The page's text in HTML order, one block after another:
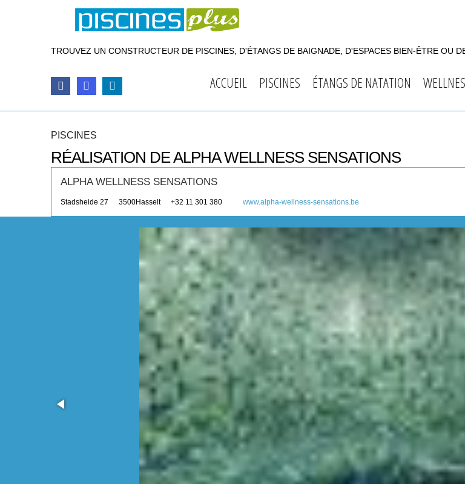
TROUVEZ UN CONSTRUCTEUR DE PISCINES, D'ÉTANGS DE BAIGNADE, D'ESPACES BIEN-ÊTRE OU
ACCUEIL PISCINES ÉTANGS DE NATATION
PISCINES
RÉALISATION DE ALPHA WELLNESS SENSATIONS
ALPHA WELLNESS SENSATIONS
Stadsheide 27 3500Hasselt +32 11 301 380 www.alpha-wellness-sensations.be